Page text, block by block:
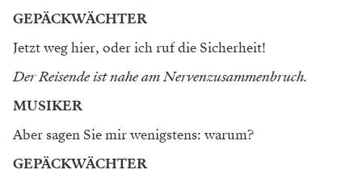
GEPÄCKWÄCHTER
Jetzt weg hier, oder ich ruf die Sicherheit!
Der Reisende ist nahe am Nervenzusammenbruch.
MUSIKER
Aber sagen Sie mir wenigstens: warum?
GEPÄCKWÄCHTER